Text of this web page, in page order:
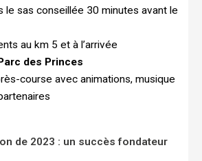
le sas conseillée 30 minutes avant le
au km 5 et à l’arrivée
des Princes
course avec animations, musique
de 2023 : un succès fondateur